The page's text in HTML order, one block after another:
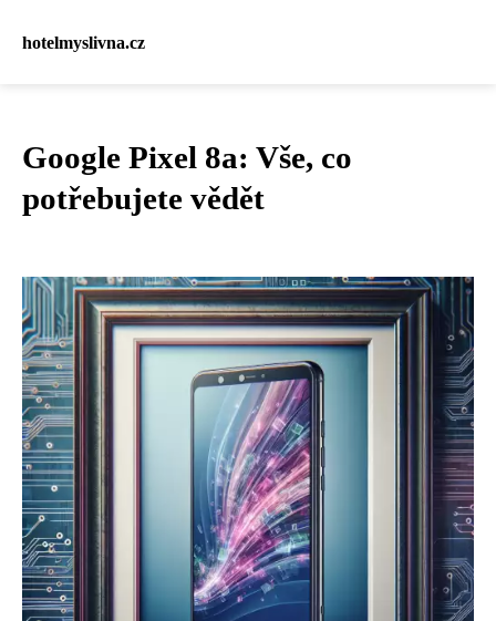
hotelmyslivna.cz
Google Pixel 8a: Vše, co
potřebujete vědět